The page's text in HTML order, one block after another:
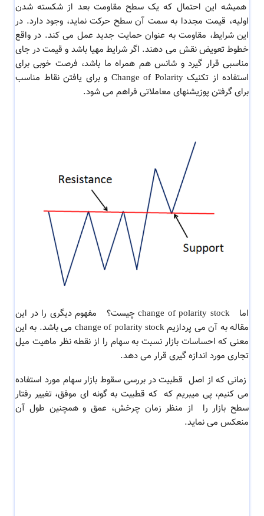
همیشه این احتمال که یک سطح مقاومت بعد از شکسته شدن
اولیه، قیمت مجددا به سمت آن سطح حرکت نماید، وجود دارد. در
این شرایط، مقاومت به عنوان حمایت جدید عمل می کند. در واقع
خطوط تعویض نقش می دهند. اگر شرایط مهیا باشد و قیمت در جای
مناسبی قرار گیرد و شانس هم همراه ما باشد، فرصت خوبی برای
استفاده از تکنیک Change of Polarity و برای یافتن نقاط مناسب
برای گرفتن پوزیشنهای معاملاتی فراهم می شود.
اما change of polarity stock چیست؟
مفهوم دیگری را در این
مقاله به آن می پردازیم
change of polarity stock می باشد. به این
معنی که احساسات بازار نسبت به سهام را از نقطه نظر ماهیت میل
تجاری مورد اندازه گیری قرار می دهد.
زمانی که از اصل قطبیت در بررسی سقوط بازار سهام مورد استفاده
می کنیم، پی میبریم که که قطبیت به گونه ای موفق، تغییر رفتار
سطح بازار را از منظر زمان چرخش، عمق و همچنین طول آن
منعکس می نماید.